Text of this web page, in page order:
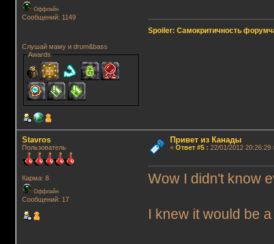
Оффлайн
Сообщений: 1149
Слушай маму и drum&bass
Awards
Spoiler: Самокритичность
Stavros
Пользователь
Карма: 8
Оффлайн
Сообщений: 17
Привет из Канады
« Ответ #5: 22/01/2012 20:26:29
Wow I didn't know
I knew it would be